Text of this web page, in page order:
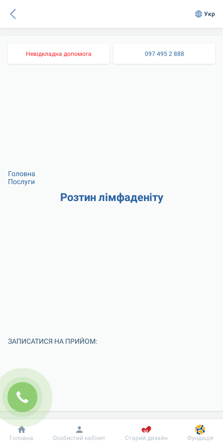
Укр
Невідкладна допомога 097 495 2 888
Головна
Послуги
Розтин лімфаденіту
ЗАПИСАТИСЯ НА ПРИЙОМ:
Добробут Інформація Пацієнту
Головна Особистий кабінет Старий дизайн Фундація